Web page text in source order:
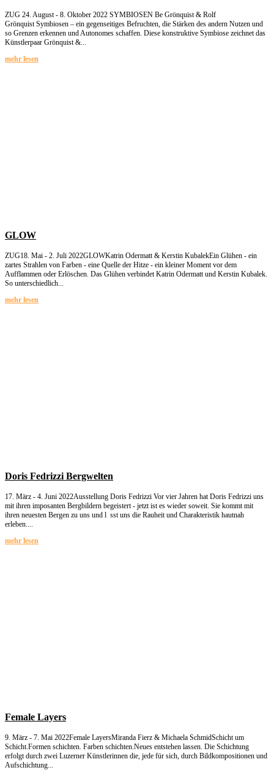
ZUG 24. August - 8. Oktober 2022 SYMBIOSEN Be Grönquist & Rolf
Grönquist Symbiosen – ein gegenseitiges Befruchten, die Stärken des andern Nutzen und
so Grenzen erkennen und Autonomes schaffen. Diese konstruktive Symbiose zeichnet das
Künstlerpaar Grönquist &...
mehr lesen
GLOW
ZUG18. Mai - 2. Juli 2022GLOWKatrin Odermatt & Kerstin KubalekEin Glühen - ein
zartes Strahlen von Farben - eine Quelle der Hitze - ein kleiner Moment vor dem
Aufflammen oder Erlöschen. Das Glühen verbindet Katrin Odermatt und Kerstin Kubalek.
So unterschiedlich...
mehr lesen
Doris Fedrizzi Bergwelten
17. März - 4. Juni 2022Ausstellung Doris Fedrizzi Vor vier Jahren hat Doris Fedrizzi uns
mit ihren imposanten Bergbildern begeistert - jetzt ist es wieder soweit. Sie kommt mit
ihren neuesten Bergen zu uns und l sst uns die Rauheit und Charakteristik hautnah
erleben....
mehr lesen
Female Layers
9. März - 7. Mai 2022Female LayersMiranda Fierz & Michaela SchmidSchicht um
Schicht.Formen schichten. Farben schichten.Neues entstehen lassen. Die Schichtung
erfolgt durch zwei Luzerner Künstlerinnen die, jede für sich, durch Bildkompositionen und
Aufschichtung...